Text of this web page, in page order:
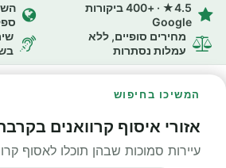
4.5★ · +400 ביקורות
Google
מחירים סופיים, ללא
עמלות נסתרות
המשיכו בחיפוש
אזורי איסוף קרוואנים
עיירות סמוכות שבהן תוכלו לאסוף